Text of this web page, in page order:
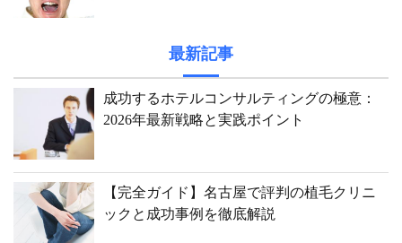
最新記事
成功するホテルコンサルティングの極意：
2026年最新戦略と実践ポイント
【完全ガイド】名古屋で評判の植毛クリニ
ックと成功事例を徹底解説